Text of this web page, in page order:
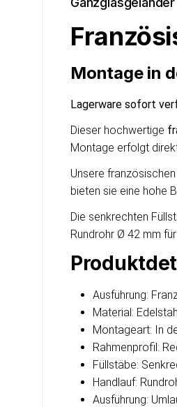
Montage in
Lagerware sofort
Dieser hochwertige
Montage erfolgt
Unsere
bieten sie eine hohe
Die senkrechten
Rundrohr Ø 42 mm
Ausführung:
Material:
Montageart: In
Rahmenprofil:
Füllstäbe:
Handlauf:
Ausführung: